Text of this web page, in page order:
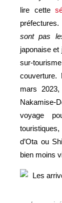
lire cette
sont pas
japonaise et
sur-
mars
Nakamise-
voyage
d’Ota ou
bien moins